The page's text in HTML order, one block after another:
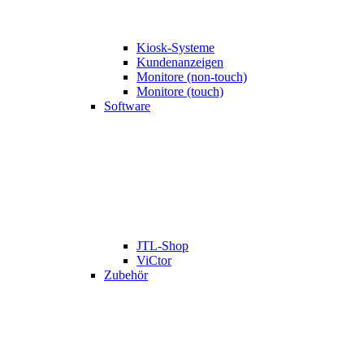
Kiosk-Systeme
Kundenanzeigen
Monitore (non-touch)
Monitore (touch)
Software
JTL-Shop
ViCtor
Zubehör